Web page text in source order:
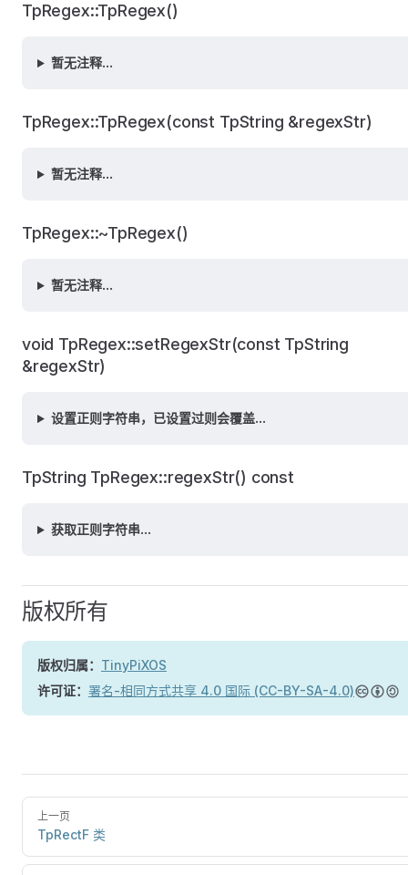
TpRegex::TpRegex()
暂无注释...
TpRegex::TpRegex(const TpString &regexStr)
暂无注释...
TpRegex::~TpRegex()
暂无注释...
void TpRegex::setRegexStr(const TpString
&regexStr)
设置正则字符串，已设置过则会覆盖...
TpString TpRegex::regexStr() const
获取正则字符串...
版权所有
版权归属： TinyPiXOS
许可证： 署名-相同方式共享 4.0 国际 (CC-BY-SA-4.0)
上一页
TpRectF 类